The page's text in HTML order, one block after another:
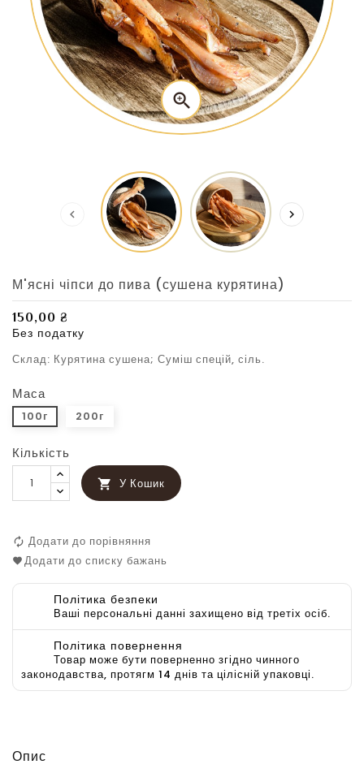

 
М'ясні чіпси до пива (сушена курятина)
150,00 ₴
Без податку
Склад: Курятина сушена; Суміш спецій, сіль.
Маса
100г 200г
Кількість
 У Кошик
Додати до порівняння
Додати до списку бажань
Політика безпеки
Ваші персональні данні захищено від третіх осіб.
Політика повернення
Товар може бути поверненно згідно чинного
законодавства, протягм 14 днів та цілісній упаковці.
Опис